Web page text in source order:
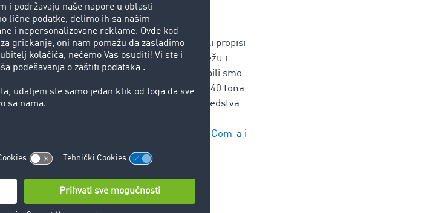
nego što se mislilo. Transport su otežavali propisi
formalnosti. „Srećom imamo dobru mrežu i
Bergkamen-Werne i špediciji Trimotrans, dobili smo
konačno mogli da spakujemo u kamion od 40 tona
malter, gumene kecelje, gumene čizme i sredstva
iz oblasti industrije i trgovine iz Diseldorfa i
pružili volonteri udruženja,
radnici TimoCom-a i